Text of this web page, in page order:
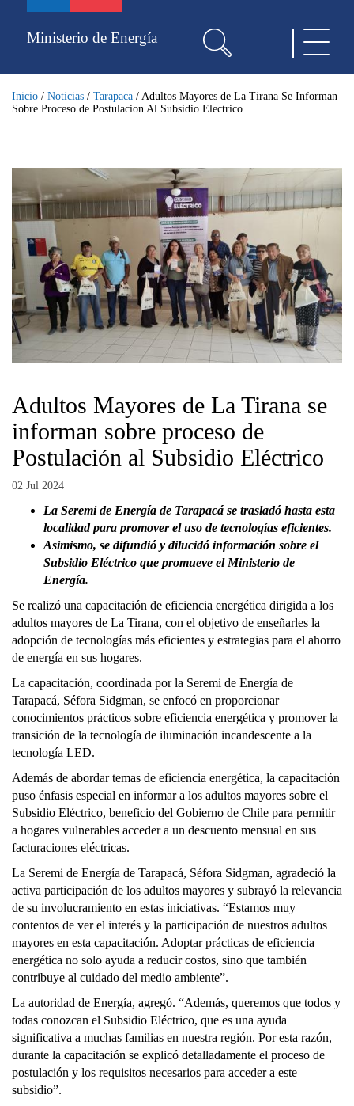
contenidoMinisterio de Energía
Inicio / Noticias / Tarapaca / Adultos Mayores de La Tirana Se Informan
Sobre Proceso de Postulacion Al Subsidio Electrico
Adultos Mayores de La Tirana se
informan sobre proceso de
Postulación al Subsidio Eléctrico
02 Jul 2024
La Seremi de Energía de Tarapacá se trasladó hasta esta
localidad para promover el uso de tecnologías eficientes.
Asimismo, se difundió y dilucidó información sobre el
Subsidio Eléctrico que promueve el Ministerio de
Energía.
Se realizó una capacitación de eficiencia energética dirigida a los
adultos mayores de La Tirana, con el objetivo de enseñarles la
adopción de tecnologías más eficientes y estrategias para el ahorro
de energía en sus hogares.
La capacitación, coordinada por la Seremi de Energía de
Tarapacá, Séfora Sidgman, se enfocó en proporcionar
conocimientos prácticos sobre eficiencia energética y promover la
transición de la tecnología de iluminación incandescente a la
tecnología LED.
Además de abordar temas de eficiencia energética, la capacitación
puso énfasis especial en informar a los adultos mayores sobre el
Subsidio Eléctrico, beneficio del Gobierno de Chile para permitir
a hogares vulnerables acceder a un descuento mensual en sus
facturaciones eléctricas.
La Seremi de Energía de Tarapacá, Séfora Sidgman, agradeció la
activa participación de los adultos mayores y subrayó la relevancia
de su involucramiento en estas iniciativas. “Estamos muy
contentos de ver el interés y la participación de nuestros adultos
mayores en esta capacitación. Adoptar prácticas de eficiencia
energética no solo ayuda a reducir costos, sino que también
contribuye al cuidado del medio ambiente”.
La autoridad de Energía, agregó. “Además, queremos que todos y
todas conozcan el Subsidio Eléctrico, que es una ayuda
significativa a muchas familias en nuestra región. Por esta razón,
durante la capacitación se explicó detalladamente el proceso de
postulación y los requisitos necesarios para acceder a este
subsidio”.